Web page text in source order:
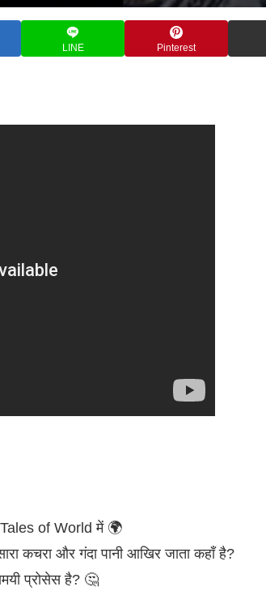
LINE Pinterest
of World में 🌍
कचरा और गंदा पानी आखिर जाता कहाँ है?
प्रोसेस है? 🤔